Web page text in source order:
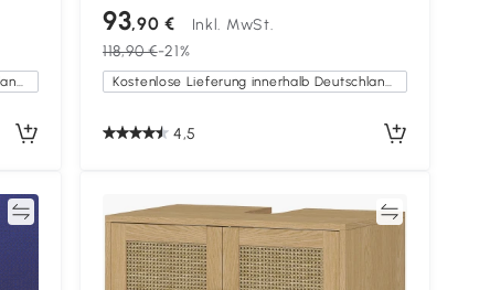
Kostenlose Lieferung innerhalb Deutschlands
und 3 Regalen, geflochtene Rattanfront,
kompakt, 55 x 30 x 82 cm
93,90 €
Inkl. MwSt.
118,90 €-21%
Kostenlose Lieferung innerhalb Deutschlands
4,5
Vergleichen